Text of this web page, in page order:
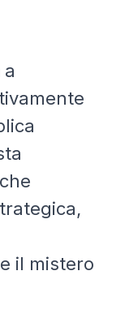
il mistero